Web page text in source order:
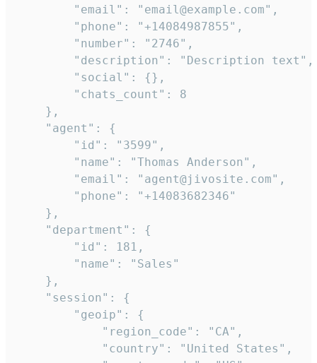
        "email": "email@example.com",
        "phone": "+14084987855",
        "number": "2746",
        "description": "Description text",
        "social": {},
        "chats_count": 8
    },
    "agent": {
        "id": "3599",
        "name": "Thomas Anderson",
        "email": "agent@jivosite.com",
        "phone": "+14083682346"
    },
    "department": {
        "id": 181,
        "name": "Sales"
    },
    "session": {
        "geoip": {
            "region_code": "CA",
            "country": "United States",